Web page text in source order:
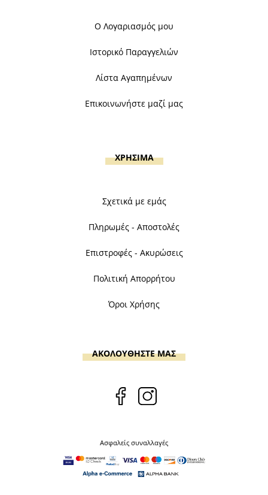
Ο Λογαριασμός μου
Ιστορικό Παραγγελιών
Λίστα Αγαπημένων
Επικοινωνήστε μαζί μας
ΧΡΗΣΙΜΑ
Σχετικά με εμάς
Πληρωμές - Αποστολές
Επιστροφές - Ακυρώσεις
Πολιτική Απορρήτου
Όροι Χρήσης
ΑΚΟΛΟΥΘΗΣΤΕ ΜΑΣ
Ασφαλείς συναλλαγές